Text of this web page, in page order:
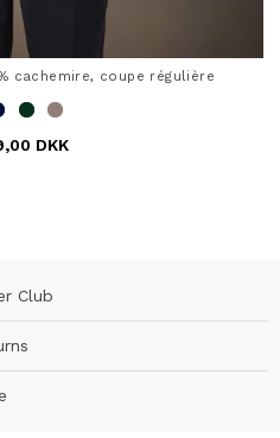
cachemire, coupe régulière
DKK
Club